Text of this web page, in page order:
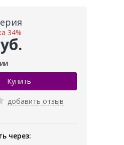
34%
добавить отзыв
через: